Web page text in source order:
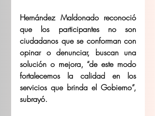
Hernández Maldonado reconoció
que los participantes no son
ciudadanos que se conforman con
opinar o denunciar, buscan una
solución o mejora, “de este modo
fortalecemos la calidad en los
servicios que brinda el Gobierno”,
subrayó.